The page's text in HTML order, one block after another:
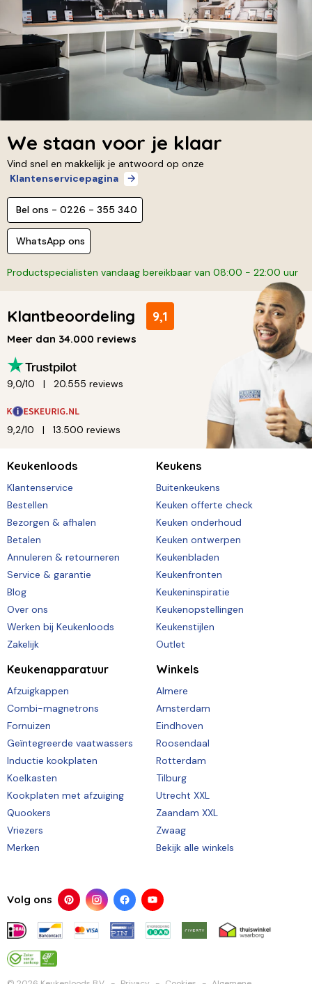
We staan voor je klaar
Vind snel en makkelijk je antwoord op onze
Klantenservicepagina
Bel ons - 0226 - 355 340
WhatsApp ons
Productspecialisten vandaag bereikbaar van 08:00 - 22:00 uur
Klantbeoordeling 9,1
Meer dan 34.000 reviews
9,0/10 20.555 reviews
9,2/10 13.500 reviews
Keukenloods
Klantenservice
Bestellen
Bezorgen & afhalen
Betalen
Annuleren & retourneren
Service & garantie
Blog
Over ons
Werken bij Keukenloods
Zakelijk
Keukens
Buitenkeukens
Keuken offerte check
Keuken onderhoud
Keuken ontwerpen
Keukenbladen
Keukenfronten
Keukeninspiratie
Keukenopstellingen
Keukenstijlen
Outlet
Keukenapparatuur
Afzuigkappen
Combi-magnetrons
Fornuizen
Geïntegreerde vaatwassers
Inductie kookplaten
Koelkasten
Kookplaten met afzuiging
Quookers
Vriezers
Merken
Winkels
Almere
Amsterdam
Eindhoven
Roosendaal
Rotterdam
Tilburg
Utrecht XXL
Zaandam XXL
Zwaag
Bekijk alle winkels
Volg ons